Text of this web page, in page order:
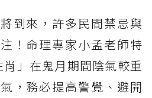
到來，許多民間禁忌與
！命理專家小孟老師特
」在鬼月期間陰氣較重
，務必提高警覺、避開